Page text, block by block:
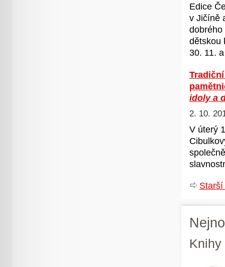
Edice
v Jičíně
dětskou
30. 11.
idoly a
2. 10.
V úterý
Knihy